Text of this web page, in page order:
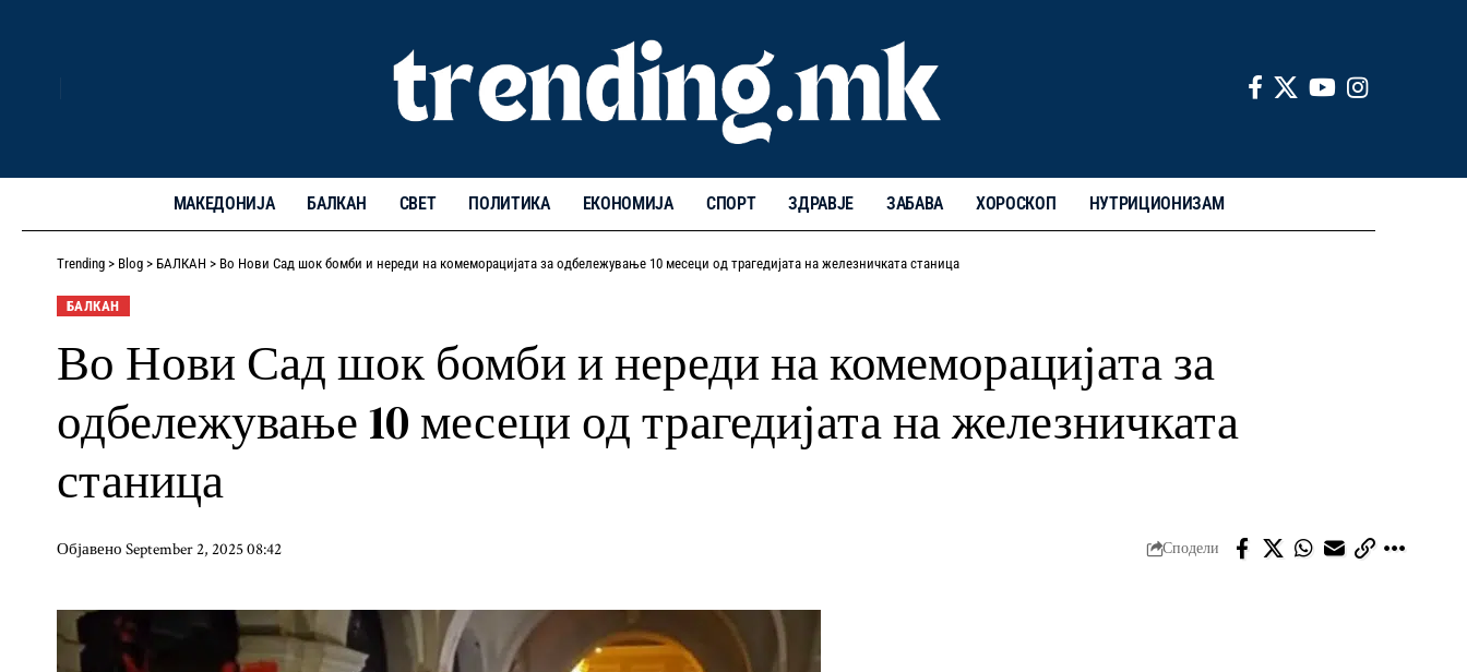
МАКЕДОНИЈА БАЛКАН СВЕТ ПОЛИТИКА ЕКОНОМИЈА СПОРТ ЗДРАВЈЕ ЗАБАВА ХОРОСКОП НУТРИЦИОНИЗАМ
Trending > Blog > БАЛКАН > Во Нови Сад шок бомби и нереди на комеморацијата за одбележување 10 месеци од трагедијата на железничката станица
БАЛКАН
Во Нови Сад шок бомби и нереди на комеморацијата за
одбележување 10 месеци од трагедијата на железничката
станица
Објавено September 2, 2025 08:42 Сподели